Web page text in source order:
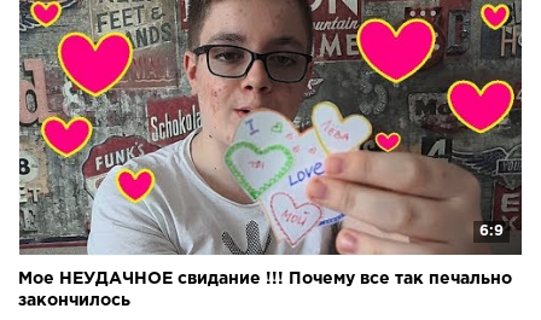
6:9
Мое НЕУДАЧНОЕ свидание !!! Почему все так печально
закончилось